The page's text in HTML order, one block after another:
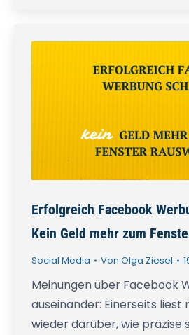
Erfolgreich Facebook
Kein Geld mehr zum
Social Media Von Olga Ziesel
Meinungen über Facebook
auseinander: Einerseits liest
wieder darüber, wie präzise